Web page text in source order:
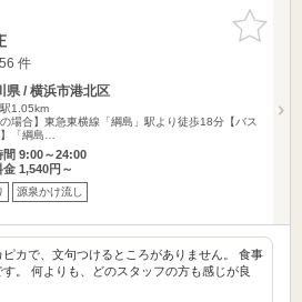
お気に入
りに追加
件
県 / 横浜市港北区
1.05km
の場合】東急東横線「綱島」駅より徒歩18分【バス
「綱島…
間 9:00～24:00
金 1,540円～
源泉かけ流し
カで、文句つけるところがありません。 食事
す。 何よりも、どのスタッフの方も感じが良